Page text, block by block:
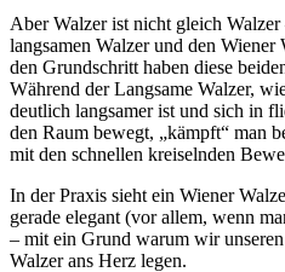
Aber Walzer ist nicht gleich
langsamen Walzer und den
den Grundschritt haben diese
Während der Langsame Walzer,
deutlich langsamer ist und sich in
den Raum bewegt, „kämpft“ man
mit den schnellen kreiselnden
In der Praxis sieht ein Wiener
gerade elegant (vor allem, wenn
– mit ein Grund warum wir
Walzer ans Herz legen.